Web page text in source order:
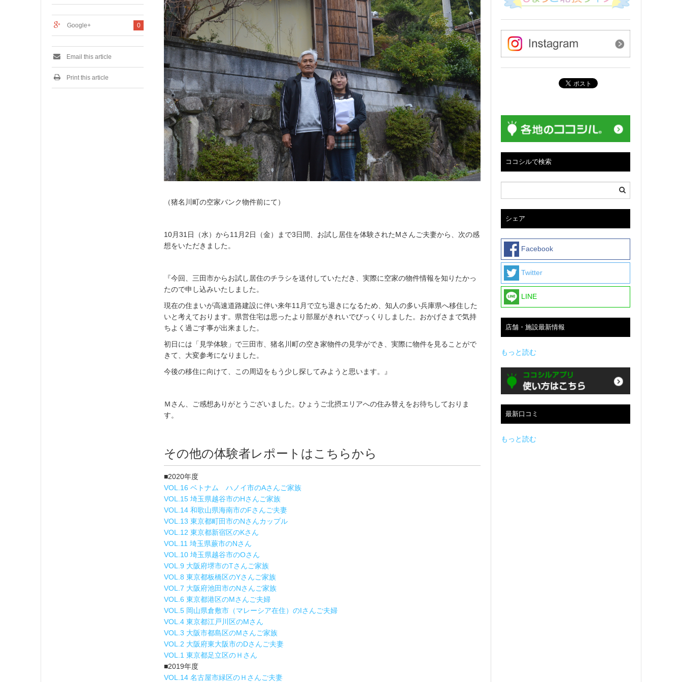
0
2
1
（猪名川町の空家バンク物件前にて）
10月31日（水）から11月2日（金）まで3日間、お試し居住を体験されたMさんご夫妻から、次の感
想をいただきました。
『今回、三田市からお試し居住のチラシを送付していただき、実際に空家の物件情報を知りたかっ
たので申し込みいたしました。
現在の住まいが高速道路建設に伴い来年11月で立ち退きになるため、知人の多い兵庫県へ移住した
いと考えております。県営住宅は思ったより部屋がきれいでびっくりしました。おかげさまで気持
ちよく過ごす事が出来ました。
初日には「見学体験」で三田市、猪名川町の空き家物件の見学ができ、実際に物件を見ることがで
きて、大変参考になりました。
今後の移住に向けて、この周辺をもう少し探してみようと思います。』
Ｍさん、ご感想ありがとうございました。ひょうご北摂エリアへの住み替えをお待ちしておりま
す。
その他の体験者レポートはこちらから
■2020年度
VOL.16 ベトナム ハノイ市のAさんご家族
VOL.15 埼玉県越谷市のHさんご家族
VOL.14 和歌山県海南市のFさんご夫妻
VOL.13 東京都町田市のNさんカップル
VOL.12 東京都新宿区のKさん
VOL.11 埼玉県蕨市のNさん
VOL.10 埼玉県越谷市のOさん
VOL.9 大阪府堺市のTさんご家族
VOL.8 東京都板橋区のYさんご家族
VOL.7 大阪府池田市のNさんご家族
VOL.6 東京都港区のMさんご夫婦
VOL.5 岡山県倉敷市（マレーシア在住）のIさんご夫婦
VOL.4 東京都江戸川区のMさん
VOL.3 大阪市都島区のMさんご家族
VOL.2 大阪府東大阪市のDさんご夫妻
VOL.1 東京都足立区のＨさん
■2019年度
VOL.14 名古屋市緑区のＨさんご夫妻
0
Google+
Email this article
Print this article
ココシルで検索
シェア
Facebook
Twitter
LINE
店舗・施設最新情報
もっと読む
最新口コミ
もっと読む